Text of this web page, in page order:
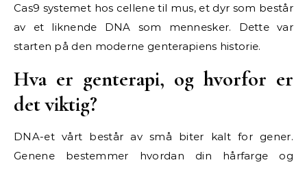
Cas9 systemet hos cellene til mus, et dyr som består
av et liknende DNA som mennesker. Dette var
starten på den moderne genterapiens historie.
Hva er genterapi, og hvorfor er
det viktig?
DNA-et vårt består av små biter kalt for gener.
Genene bestemmer hvordan din hårfarge og